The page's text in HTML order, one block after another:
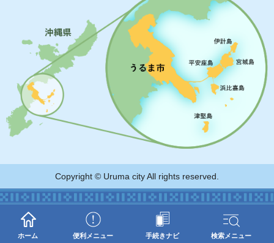
ホーム 便利メニュー 手続きナビ 検索メニュー
Copyright © Uruma city All rights reserved.